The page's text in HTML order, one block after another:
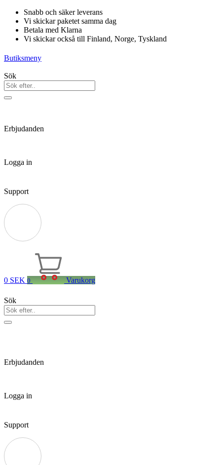
Hoppa
innehåll
Snabb och säker leverans
Vi skickar paketet samma dag
Betala med Klarna
Vi skickar också till Finland, Norge, Tyskland
Butiksmeny
Sök
Erbjudanden
Logga in
Support
0 SEK 0 Varukorg
Sök
Erbjudanden
Logga in
Support